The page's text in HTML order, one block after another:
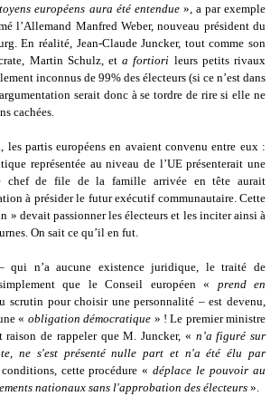
européens aura été entendue », a par exemple
l’Allemand Manfred Weber, nouveau président du
En réalité, Jean-Claude Juncker, tout comme son
Martin Schulz, eta fortiori leurs petits rivaux
inconnus de 99% des électeurs (si ce n’est dans
serait donc à se tordre de rire si elle ne
cachées.
les partis européens en avaient convenu entre eux :
représentée au niveau de l’UE présenterait une
chef de file de la famille arrivée en tête aurait
à présider le futur exécutif communautaire. Cette
» devait passionner les électeurs et les inciter ainsi à
On sait ce qu’il en fut.
qui n’a aucune existence juridique, le traité de
que le Conseil européen « prend en
scrutin pour choisir une personnalité – est devenu,
« obligation démocratique » ! Le premier ministre
de rappeler que M. Juncker, « n’a figuré sur
ne s'est présenté nulle part et n'a été élu par
conditions, cette procédure «déplace le pouvoir au
nationaux sans l'approbation des électeurs ».